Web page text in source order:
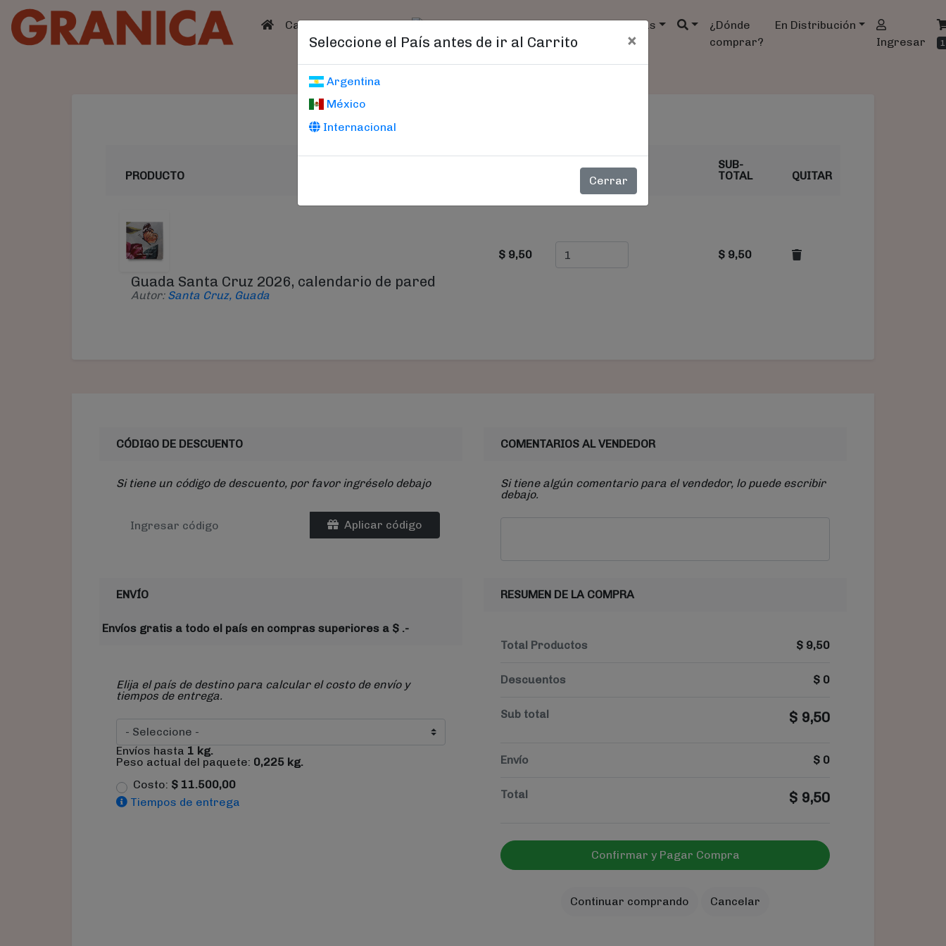
(current)
Catálogo Catálogo Agendas
¿Dónde
comprar?
En Distribución
Ingresar
1
Seleccione el País antes de ir al Carrito ×
Argentina
México
Internacional
Cerrar
Carrito De Compras
PRODUCTO CANTIDAD
SUB-
TOTAL
QUITAR
Guada Santa Cruz 2026, calendario de pared
Autor: Santa Cruz, Guada
$ 9,50 $ 9,50
CÓDIGO DE DESCUENTO
Si tiene un código de descuento, por favor ingréselo debajo
Aplicar código
ENVÍO
Envíos gratis a todo el país en compras superiores a $ .-
Elija el país de destino para calcular el costo de envío y
tiempos de entrega.
Envíos hasta 1 kg.
Peso actual del paquete: 0,225 kg.
Costo: $ 11.500,00
Tiempos de entrega
COMENTARIOS AL VENDEDOR
Si tiene algún comentario para el vendedor, lo puede escribir
debajo.
RESUMEN DE LA COMPRA
Total Productos $ 9,50
Descuentos $ 0
Sub total $ 9,50
Envío $ 0
Total $ 9,50
Confirmar y Pagar Compra
Continuar comprando Cancelar